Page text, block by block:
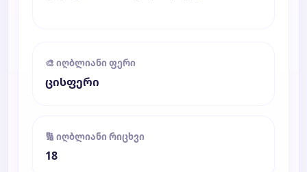
🎨 იღბლიანი ფერი
ცისფერი
🔢 იღბლიანი რიცხვი
18